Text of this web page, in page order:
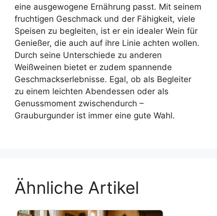
eine ausgewogene Ernährung passt. Mit seinem
fruchtigen Geschmack und der Fähigkeit, viele
Speisen zu begleiten, ist er ein idealer Wein für
Genießer, die auch auf ihre Linie achten wollen.
Durch seine Unterschiede zu anderen
Weißweinen bietet er zudem spannende
Geschmackserlebnisse. Egal, ob als Begleiter
zu einem leichten Abendessen oder als
Genussmoment zwischendurch –
Grauburgunder ist immer eine gute Wahl.
Ähnliche Artikel